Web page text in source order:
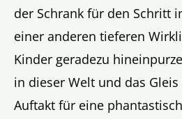
der Schrank für den Schritt
einer anderen tieferen
Kinder geradezu
in dieser Welt und das
Auftakt für eine